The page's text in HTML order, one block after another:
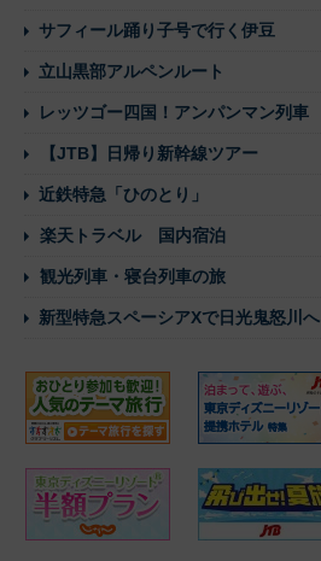
サフィール踊り子号で行く伊豆
立山黒部アルペンルート
レッツゴー四国！アンパンマン列車
【JTB】日帰り新幹線ツアー
近鉄特急「ひのとり」
楽天トラベル 国内宿泊
観光列車・寝台列車の旅
新型特急スペーシアXで日光鬼怒川へ